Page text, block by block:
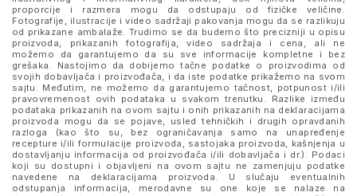
proporcije i razmera mogu da odstupaju od fizičke veličine.
Fotografije, ilustracije i video sadržaji pakovanja mogu da se razlikuju
od prikazane ambalaže. Trudimo se da budemo što precizniji u opisu
proizvoda, prikazanih fotografija, video sadržaja i cena, ali ne
možemo da garantujemo da su sve informacije kompletne i bez
grešaka. Nastojimo da dobijemo tačne podatke o proizvodima od
svojih dobavljača i proizvođača, i da iste podatke prikažemo na svom
sajtu. Međutim, ne možemo da garantujemo tačnost, potpunost i/ili
pravovremenost ovih podataka u svakom trenutku. Razlike između
podataka prikazanih na ovom sajtu i onih prikazanih na deklaracijama
proizvoda mogu da se pojave, usled tehničkih i drugih opravdanih
razloga (kao što su, bez ograničavanja samo na unapređenje
recepture i/ili formulacije proizvoda, sastojaka proizvoda, kašnjenja u
dostavljanju informacija od proizvođača i/ili dobavljača i dr.). Podaci
koji su dostupni i objavljeni na ovom sajtu ne zamenjuju podatke
navedene na deklaracijama proizvoda. U slučaju eventualnih
odstupanja informacija, merodavne su one koje se nalaze na